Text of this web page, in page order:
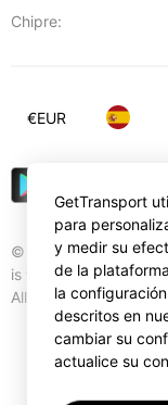
Chipre:
© Gettransport
is trademark of
All rights reserved.
€EUR
GetTransport
para
y medir su
de la
la
descritos en
cambiar su
actualice su